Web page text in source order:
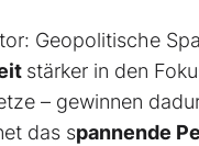
Geopolitische
stärker in den
– gewinnen
das spannende